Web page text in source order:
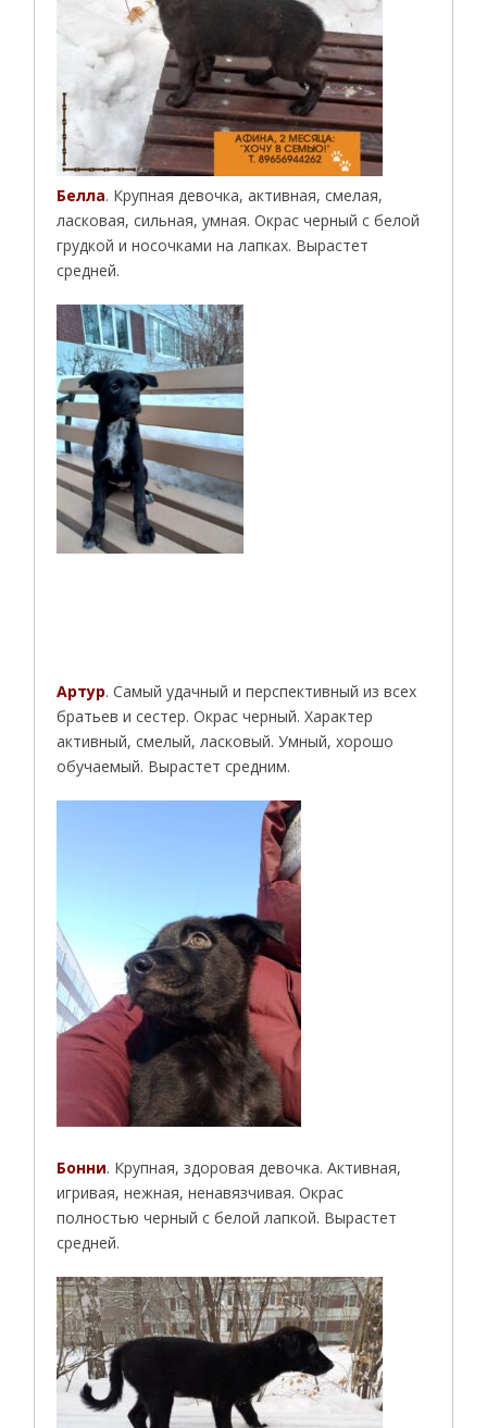
Белла. Крупная девочка, активная, смелая,
ласковая, сильная, умная. Окрас черный с белой
грудкой и носочками на лапках. Вырастет
средней.
Артур. Самый удачный и перспективный из всех
братьев и сестер. Окрас черный. Характер
активный, смелый, ласковый. Умный, хорошо
обучаемый. Вырастет средним.
Бонни. Крупная, здоровая девочка. Активная,
игривая, нежная, ненавязчивая. Окрас
полностью черный с белой лапкой. Вырастет
средней.